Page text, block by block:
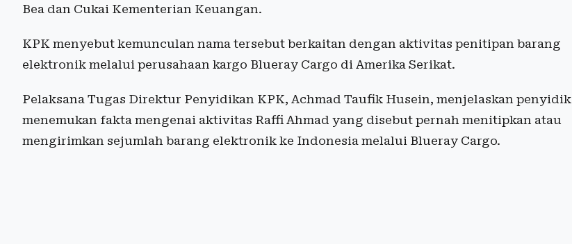
Bea dan Cukai Kementerian Keuangan.
KPK menyebut kemunculan nama tersebut berkaitan dengan aktivitas penitipan barang
elektronik melalui perusahaan kargo Blueray Cargo di Amerika Serikat.
Pelaksana Tugas Direktur Penyidikan KPK, Achmad Taufik Husein, menjelaskan penyidik
menemukan fakta mengenai aktivitas Raffi Ahmad yang disebut pernah menitipkan atau
mengirimkan sejumlah barang elektronik ke Indonesia melalui Blueray Cargo.